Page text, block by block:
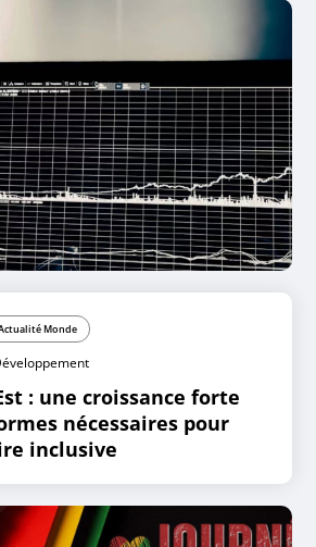
Monde
: une croissance forte
nécessaires pour
inclusive